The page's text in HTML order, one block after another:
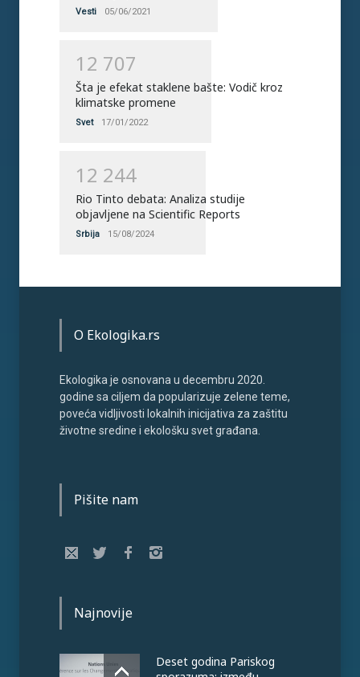
Vesti 05/06/2021
1 2 707
Šta je efekat staklene bašte: Vodič kroz
klimatske promene
Svet 17/01/2022
1 2 244
Rio Tinto debata: Analiza studije
objavljene na Scientific Reports
Srbija 15/08/2024
O Ekologika.rs
Ekologika je osnovana u decembru 2020.
godine sa ciljem da popularizuje zelene teme,
poveća vidljivosti lokalnih inicijativa za zaštitu
životne sredine i ekološku svet građana.
Pišite nam
Najnovije
Deset godina Pariskog